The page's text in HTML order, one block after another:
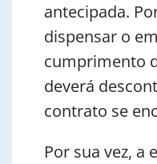
antecipada.
dispensar o
cumprimento
deverá
contrato se
Por sua vez, a